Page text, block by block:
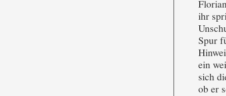
ihr
Spur
ein
sich
ob er